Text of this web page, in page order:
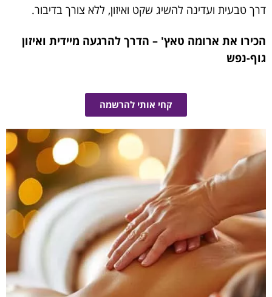
דרך טבעית ועדינה להשיג שקט ואיזון, ללא צורך בדיבור.
הכירו את ארומה טאץ' – הדרך להרגעה מיידית ואיזון
גוף-נפש
קחי אותי להרשמה